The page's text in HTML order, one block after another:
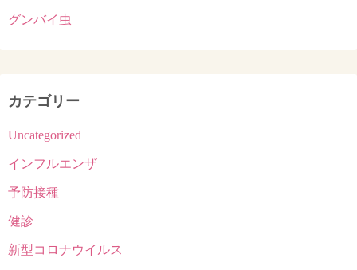
グンバイ虫
カテゴリー
Uncategorized
インフルエンザ
予防接種
健診
新型コロナウイルス